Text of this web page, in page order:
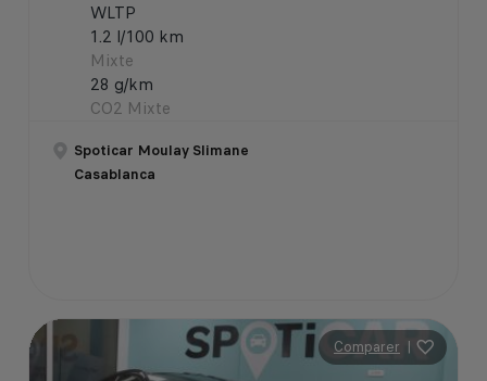
WLTP
1.2 l/100 km
Mixte
28 g/km
CO2 Mixte
Spoticar Moulay Slimane
Casablanca
Comparer |